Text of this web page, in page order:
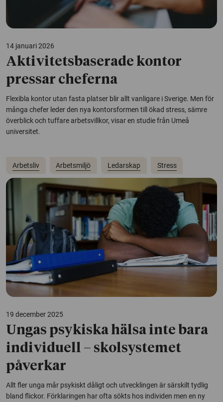
14 januari 2026
Aktivitetsbaserade kontor
pressar cheferna
Flexibla kontor utan fasta platser blir allt vanligare i Sverige. Men för
många chefer leder den nya kontorsformen till ökad stress, sämre
överblick och tuffare arbetsvillkor, visar en studie från Umeå
universitet.
Arbetsliv Arbetsmiljö Ledarskap Stress
19 december 2025
Ungas psykiska hälsa inte bara
individuell – skolsystemet
påverkar
Allt fler unga mår psykiskt dåligt och utvecklingen är särskilt tydlig
bland flickor. Förklaringen har ofta sökts hos individen men en ny